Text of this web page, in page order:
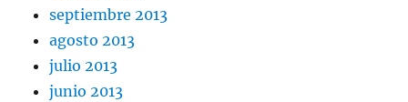
septiembre 2013
agosto 2013
julio 2013
junio 2013